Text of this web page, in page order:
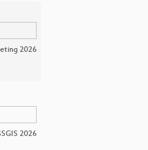
2026
2026